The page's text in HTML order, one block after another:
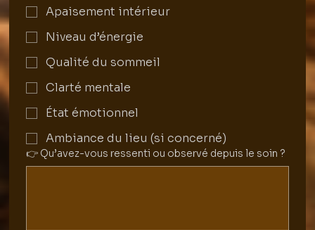
Apaisement intérieur
Niveau d’énergie
Qualité du sommeil
Clarté mentale
État émotionnel
Ambiance du lieu (si concerné)
👉 Qu’avez-vous ressenti ou observé depuis le soin ?